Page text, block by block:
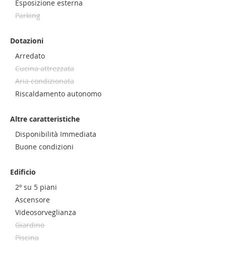
Esposizione esterna
Parking
Dotazioni
Arredato
Cucina attrezzata
Aria condizionata
Riscaldamento autonomo
Altre caratteristiche
Disponibilità Immediata
Buone condizioni
Edificio
2º su 5 piani
Ascensore
Videosorveglianza
Giardino
Piscina